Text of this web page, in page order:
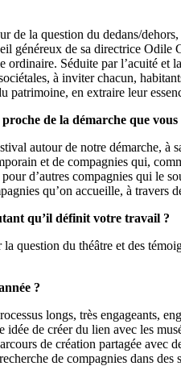
de la question du dedans/
généreux de sa directrice
Séduite par l’acuité
à inviter chacun,
en extraire leur
de la démarche que vous
autour de notre démarche,
et de compagnies qui,
d’autres compagnies qui le
qu’on accueille, à
qu’il définit votre travail ?
question du théâtre et des
?
longs, très engageants,
de créer du lien avec les
de création partagée avec
de compagnies dans